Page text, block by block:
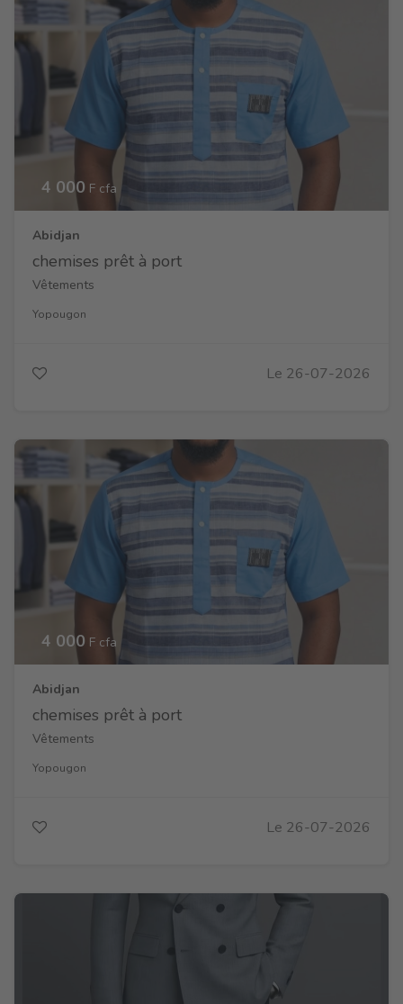
4 000 F cfa
Abidjan
chemises prêt à port
Vêtements
Yopougon
Le 26-07-2026
4 000 F cfa
Abidjan
chemises prêt à port
Vêtements
Yopougon
Le 26-07-2026